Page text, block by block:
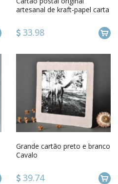
artesanal de kraft-papel carta
33.98
Grande cartão preto e branco
Cavalo
39.74